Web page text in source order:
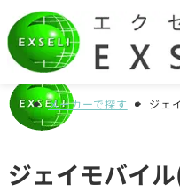
メーカーで探す ジェ
ジェイモバイ